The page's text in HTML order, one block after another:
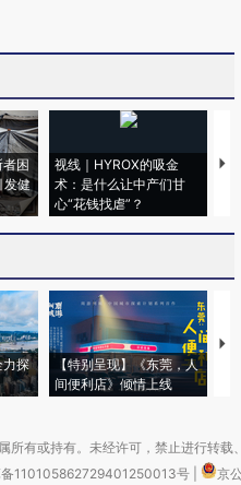
困
发健
视线｜HYROX的吸金
术：是什么让中产们甘
心“花钱找虐”？
马
力探
【特别呈现】《东莞，人
间便利店》倾情上线
【
有或持有。未经许可，禁止进行转载
备110105862729401250013号
京